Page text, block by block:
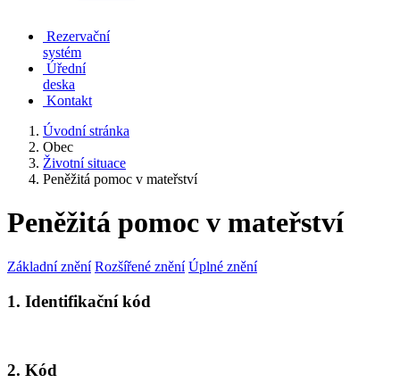
Rezervační
systém
Úřední
deska
Kontakt
Úvodní stránka
Obec
Životní situace
Peněžitá pomoc v mateřství
Peněžitá pomoc v mateřství
Základní znění Rozšířené znění Úplné znění
1. Identifikační kód
2. Kód